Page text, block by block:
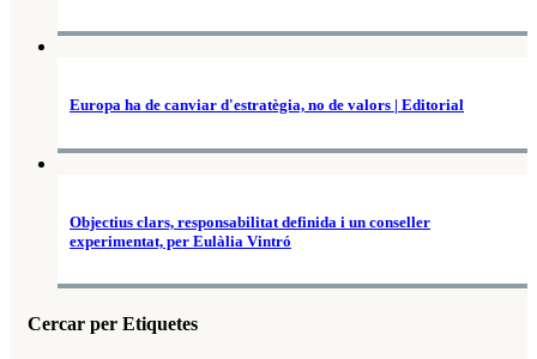
Europa ha de canviar d'estratègia, no de valors | Editorial
Objectius clars, responsabilitat definida i un conseller
experimentat, per Eulàlia Vintró
Cercar per Etiquetes